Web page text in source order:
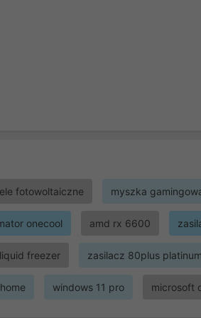
fotowoltaiczne myszka
onecool amd rx 6600
liquid freezer zasilacz 80plus platinum
windows 11 pro microsoft